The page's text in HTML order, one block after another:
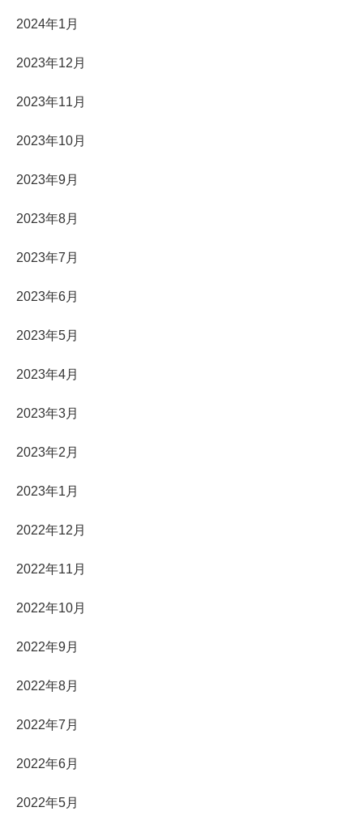
2024年1月
2023年12月
2023年11月
2023年10月
2023年9月
2023年8月
2023年7月
2023年6月
2023年5月
2023年4月
2023年3月
2023年2月
2023年1月
2022年12月
2022年11月
2022年10月
2022年9月
2022年8月
2022年7月
2022年6月
2022年5月